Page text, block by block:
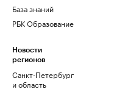
База знаний
РБК Образование
Новости
регионов
Санкт-Петербург
и область